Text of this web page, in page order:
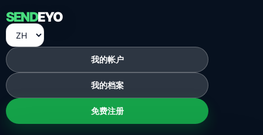
SENDEYO
我的帐户
我的档案
免费注册